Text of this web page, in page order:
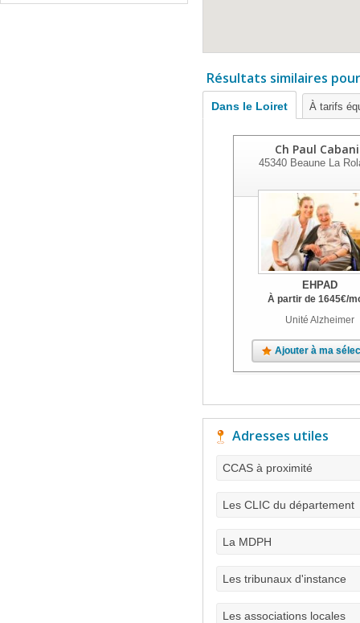
Résultats similaires
Dans le Loiret À tarifs
Ch Paul
45340Beaune La
EHPAD
À partir de 1645€/
Unité Alzheimer
Ajouter à ma
Adresses utiles
CCAS à proximité
Les CLIC du département
La MDPH
Les tribunaux d'instance
Les associations locales